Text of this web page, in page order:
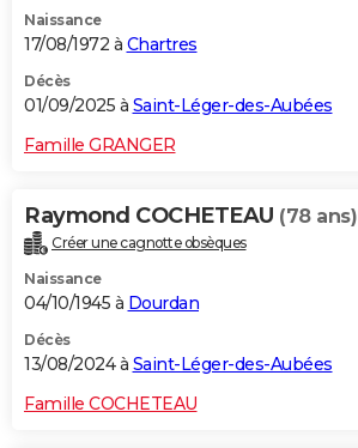
Naissance
17/08/1972 à Chartres
Décès
01/09/2025 à Saint-Léger-des-Aubées
Famille GRANGER
Raymond COCHETEAU (78 ans)
Créer une cagnotte obsèques
Naissance
04/10/1945 à Dourdan
Décès
13/08/2024 à Saint-Léger-des-Aubées
Famille COCHETEAU